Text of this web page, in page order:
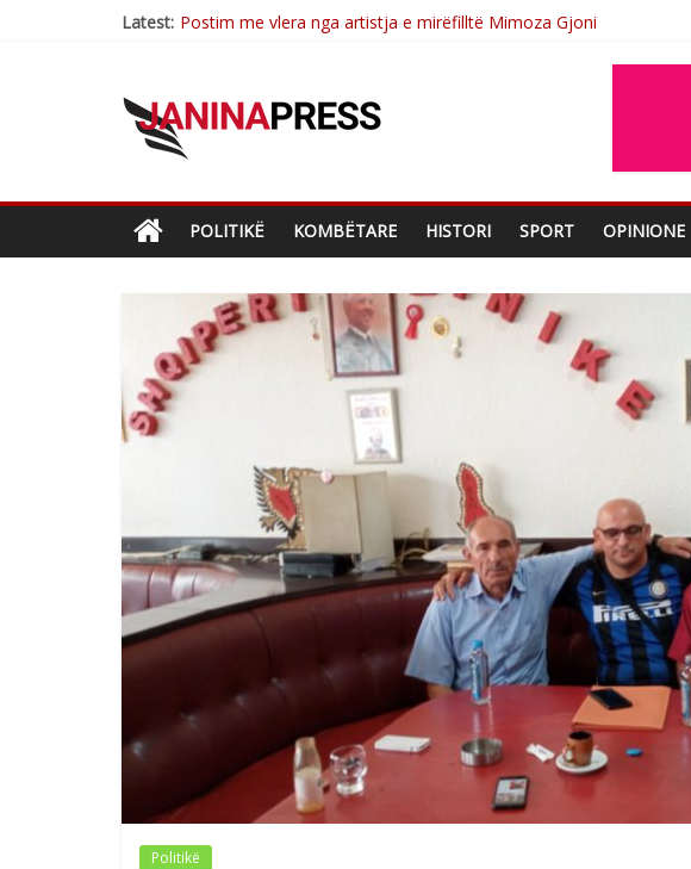
Latest: Postim me vlera nga artistja e mirëfilltë Mimoza Gjoni
Brahim Çekaj njē veprimtar i respektuar i çeshtjës kombëtare
Sulm , pse të dua ty
POLITIKË KOMBËTARE HISTORI SPORT OPINIONE
Politikë